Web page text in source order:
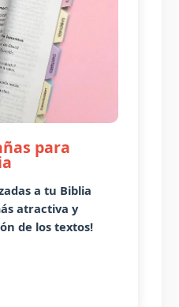
para
a tu Biblia
atractiva y
de los textos!